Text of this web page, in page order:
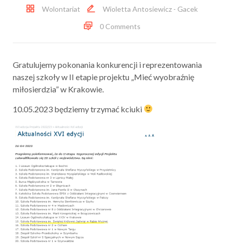
Wolontariat
Wioletta Antosiewicz - Gacek
0 Comments
Gratulujemy pokonania konkurencji i reprezentowania
naszej szkoły w II etapie projektu „Mieć wyobraźnię
miłosierdzia” w Krakowie.
10.05.2023 będziemy trzymać kciuki